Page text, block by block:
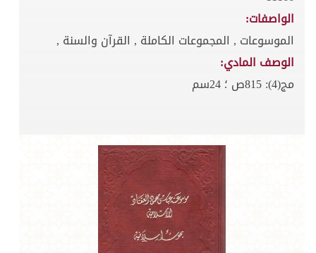
الواصفات:
الموسوعات , المجموعات الكاملة , القرآن والسنة ,
الوصف المادي:
مج(4): 815ص ؛ 24سم